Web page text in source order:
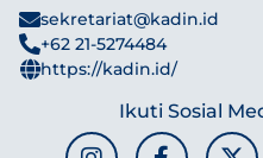
sekretariat@kadin.id
+62 21-5274484
https://kadin.id/
Ikuti Sosial